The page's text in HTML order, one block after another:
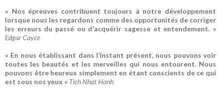
« Nos épreuves contribuent toujours à notre développement
lorsque nous les regardons comme des opportunités de corriger
les erreurs du passé ou d’acquérir sagesse et entendement. »
Edgar Cayce
« En nous établissant dans l’instant présent, nous pouvons voir
toutes les beautés et les merveilles qui nous entourent. Nous
pouvons être heureux simplement en étant conscients de ce qui
est sous nos yeux » Tich Nhat Hanh